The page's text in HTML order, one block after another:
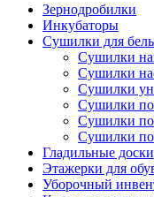
Зернодробилки
Инкубаторы
Сушилки для
Сушилки
Сушилки
Сушилки
Сушилки
Сушилки
Сушилки
Гладильные доски
Этажерки для
Уборочный